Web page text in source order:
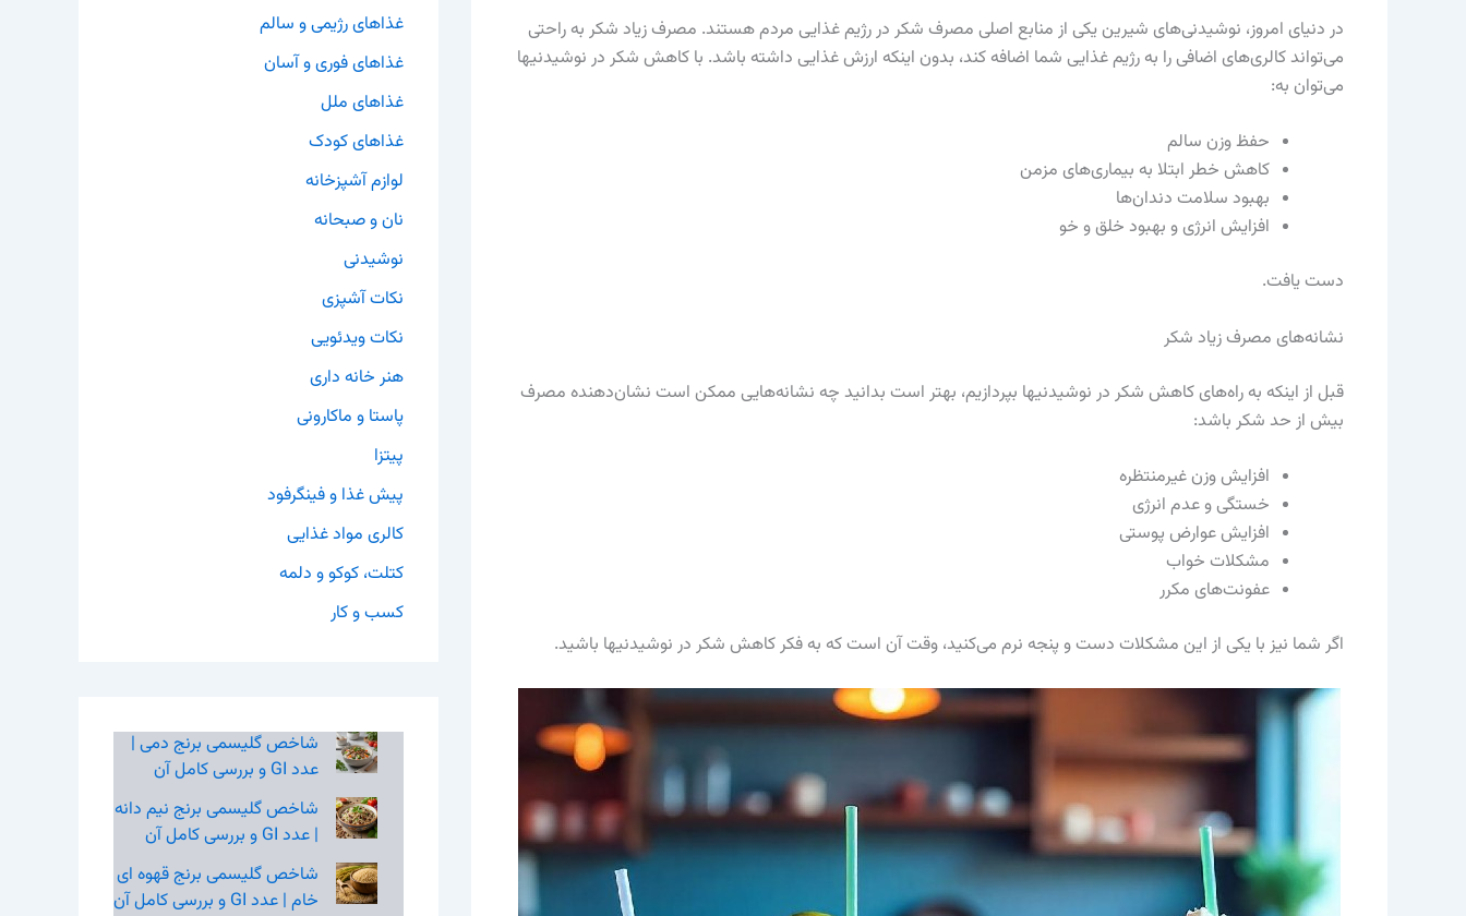
در دنیای امروز، نوشیدنی‌های شیرین یکی از منابع اصلی مصرف شکر در رژیم غذایی مردم هستند. مصرف زیاد شکر به راحتی
می‌تواند کالری‌های اضافی را به رژیم غذایی شما اضافه کند، بدون اینکه ارزش غذایی داشته باشد. با کاهش شکر در نوشیدنیها
می‌توان به:
حفظ وزن سالم
کاهش خطر ابتلا به بیماری‌های مزمن
بهبود سلامت دندان‌ها
افزایش انرژی و بهبود خلق و خو
دست یافت.
نشانه‌های مصرف زیاد شکر
قبل از اینکه به راه‌های کاهش شکر در نوشیدنیها بپردازیم، بهتر است بدانید چه نشانه‌هایی ممکن است نشان‌دهنده مصرف
بیش از حد شکر باشد:
افزایش وزن غیرمنتظره
خستگی و عدم انرژی
افزایش عوارض پوستی
مشکلات خواب
عفونت‌های مکرر
اگر شما نیز با یکی از این مشکلات دست و پنجه نرم می‌کنید، وقت آن است که به فکر کاهش شکر در نوشیدنیها باشید.
غذاهای رژیمی و سالم
غذاهای فوری و آسان
غذاهای ملل
غذاهای کودک
لوازم آشپزخانه
نان و صبحانه
نوشیدنی
نکات آشپزی
نکات ویدئویی
هنر خانه داری
پاستا و ماکارونی
پیتزا
پیش غذا و فینگرفود
کالری مواد غذایی
کتلت، کوکو و دلمه
کسب و کار
شاخص گلیسمی برنج دمی |
عدد GI و بررسی کامل آن
شاخص گلیسمی برنج نیم‌ دانه
| عدد GI و بررسی کامل آن
شاخص گلیسمی برنج قهوه‌ ای
خام | عدد GI و بررسی کامل آن